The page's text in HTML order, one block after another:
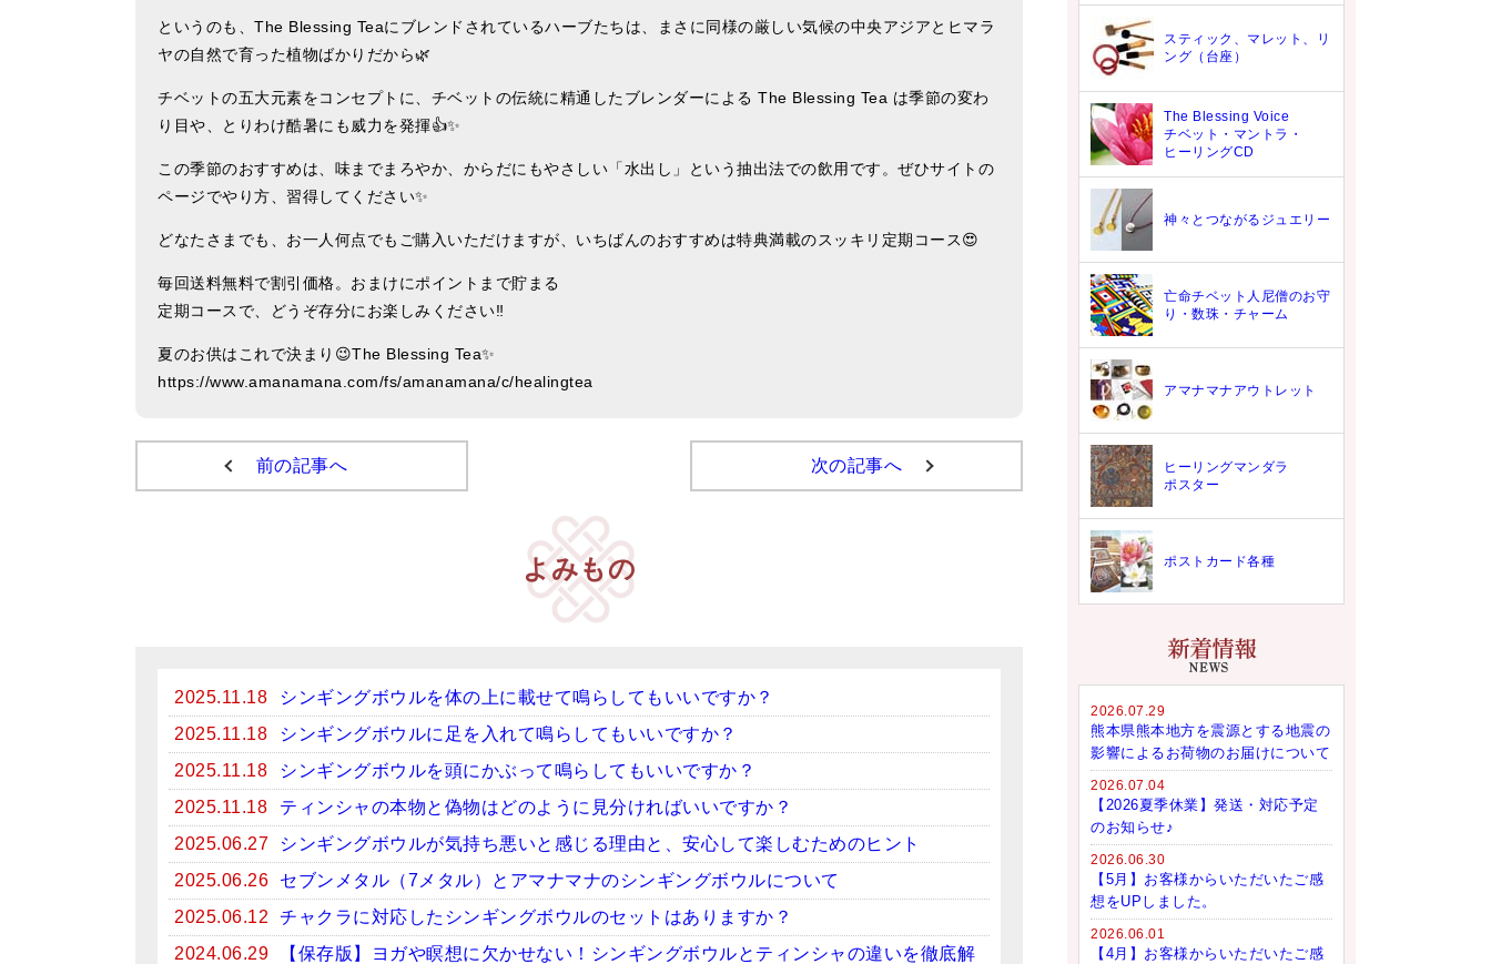
というのも、The Blessing Teaにブレンドされているハーブたちは、まさに同様の厳しい気候の中央アジアとヒマラ
ヤの自然で育った植物ばかりだから🌿
チベットの五大元素をコンセプトに、チベットの伝統に精通したブレンダーによる The Blessing Tea は季節の変わ
り目や、とりわけ酷暑にも威力を発揮👍✨
この季節のおすすめは、味までまろやか、からだにもやさしい「水出し」という抽出法での飲用です。ぜひサイトの
ページでやり方、習得してください✨
どなたさまでも、お一人何点でもご購入いただけますが、いちばんのおすすめは特典満載のスッキリ定期コース😍
毎回送料無料で割引価格。おまけにポイントまで貯まる
定期コースで、どうぞ存分にお楽しみください‼
夏のお供はこれで決まり😉The Blessing Tea✨
https://www.amanamana.com/fs/amanamana/c/healingtea
前の記事へ 次の記事へ
よみもの
2025.11.18
シンギングボウルを体の上に載せて鳴らしてもいいですか？
2025.11.18
シンギングボウルに足を入れて鳴らしてもいいですか？
2025.11.18
シンギングボウルを頭にかぶって鳴らしてもいいですか？
2025.11.18
ティンシャの本物と偽物はどのように見分ければいいですか？
2025.06.27
シンギングボウルが気持ち悪いと感じる理由と、安心して楽しむためのヒント
2025.06.26
セブンメタル（7メタル）とアマナマナのシンギングボウルについて
2025.06.12
チャクラに対応したシンギングボウルのセットはありますか？
2024.06.29
【保存版】ヨガや瞑想に欠かせない！シンギングボウルとティンシャの違いを徹底解
スティック、マレット、リ
ング（台座）
The Blessing Voice
チベット・マントラ・
ヒーリングCD
神々とつながるジュエリー
亡命チベット人尼僧のお守
り・数珠・チャーム
アマナマナアウトレット
ヒーリングマンダラ
ポスター
ポストカード各種
2026.07.29
熊本県熊本地方を震源とする地震の
影響によるお荷物のお届けについて
2026.07.04
【2026夏季休業】発送・対応予定
のお知らせ♪
2026.06.30
【5月】お客様からいただいたご感
想をUPしました。
2026.06.01
【4月】お客様からいただいたご感